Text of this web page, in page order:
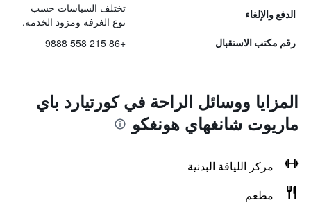
الدفع والإلغاء
تختلف السياسات حسب
نوع الغرفة ومزود الخدمة.
رقم مكتب الاستقبال +86 215 558 9888
المزايا ووسائل الراحة في كورتيارد باي
ماريوت شانغهاي هونغكو
مركز اللياقة البدنية
مطعم